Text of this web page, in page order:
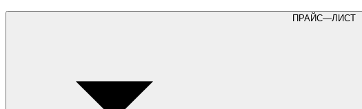
ПРАЙС—ЛИСТ